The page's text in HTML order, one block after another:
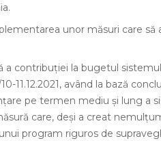
unor măsuri care să
contribuției la bugetul
11.12.2021, având la bază
pe termen mediu și lung a
care, deși a creat
program riguros de